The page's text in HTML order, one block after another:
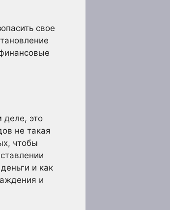
свое
деле, это
не такая
чтобы
и как
и